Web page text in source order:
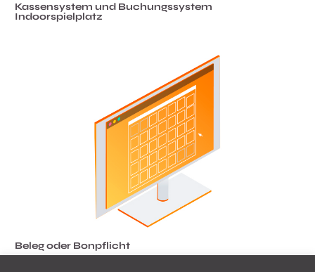
Kassensystem und Buchungssystem
Indoorspielplatz
Beleg oder Bonpflicht